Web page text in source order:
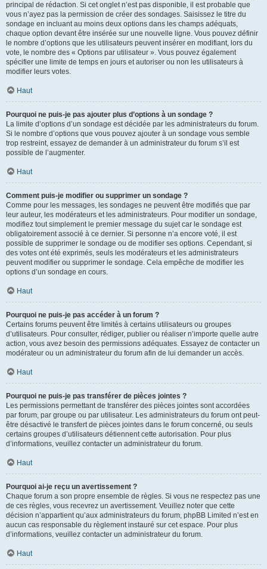
principal de rédaction. Si cet onglet n’est pas disponible, il est probable que
vous n’ayez pas la permission de créer des sondages. Saisissez le titre du
sondage en incluant au moins deux options dans les champs adéquats,
chaque option devant être insérée sur une nouvelle ligne. Vous pouvez définir
le nombre d’options que les utilisateurs peuvent insérer en modifiant, lors du
vote, le nombre des « Options par utilisateur ». Vous pouvez également
spécifier une limite de temps en jours et autoriser ou non les utilisateurs à
modifier leurs votes.
Haut
Pourquoi ne puis-je pas ajouter plus d’options à un sondage ?
La limite d’options d’un sondage est décidée par les administrateurs du forum.
Si le nombre d’options que vous pouvez ajouter à un sondage vous semble
trop restreint, essayez de demander à un administrateur du forum s’il est
possible de l’augmenter.
Haut
Comment puis-je modifier ou supprimer un sondage ?
Comme pour les messages, les sondages ne peuvent être modifiés que par
leur auteur, les modérateurs et les administrateurs. Pour modifier un sondage,
modifiez tout simplement le premier message du sujet car le sondage est
obligatoirement associé à ce dernier. Si personne n’a encore voté, il est
possible de supprimer le sondage ou de modifier ses options. Cependant, si
des votes ont été exprimés, seuls les modérateurs et les administrateurs
peuvent modifier ou supprimer le sondage. Cela empêche de modifier les
options d’un sondage en cours.
Haut
Pourquoi ne puis-je pas accéder à un forum ?
Certains forums peuvent être limités à certains utilisateurs ou groupes
d’utilisateurs. Pour consulter, rédiger, publier ou réaliser n’importe quelle autre
action, vous avez besoin des permissions adéquates. Essayez de contacter un
modérateur ou un administrateur du forum afin de lui demander un accès.
Haut
Pourquoi ne puis-je pas transférer de pièces jointes ?
Les permissions permettant de transférer des pièces jointes sont accordées
par forum, par groupe ou par utilisateur. Les administrateurs du forum ont peut-
être désactivé le transfert de pièces jointes dans le forum concerné, ou seuls
certains groupes d’utilisateurs détiennent cette autorisation. Pour plus
d’informations, veuillez contacter un administrateur du forum.
Haut
Pourquoi ai-je reçu un avertissement ?
Chaque forum a son propre ensemble de règles. Si vous ne respectez pas une
de ces règles, vous recevrez un avertissement. Veuillez noter que cette
décision n’appartient qu’aux administrateurs du forum, phpBB Limited n’est en
aucun cas responsable du règlement instauré sur cet espace. Pour plus
d’informations, veuillez contacter un administrateur du forum.
Haut